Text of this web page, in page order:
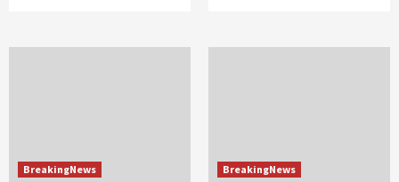
BreakingNews
BreakingNews